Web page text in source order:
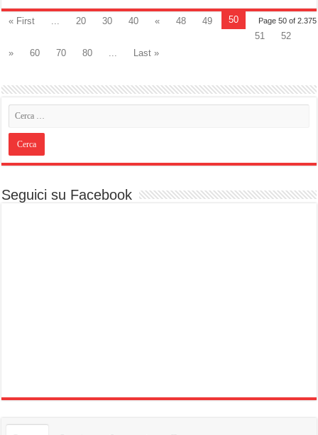
Page 50 of 2.375
« First ... 20 30 40 « 48 49
50
51
52
»
60 70 80 ... Last »
Seguici su Facebook